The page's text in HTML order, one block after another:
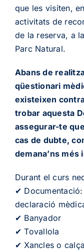
que les visiten,
activitats de
de la reserva, a
Parc Natural.
Abans de
qüestionari
existeixen
trobar aquesta
assegurar-te
cas de dubte,
demana’ns més
Durant el curs
✔
declaració
✔ Banyador
✔ Tovallola
✔ Xancles o